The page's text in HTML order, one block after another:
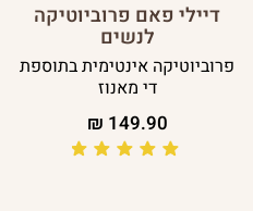
דיילי פאם פרוביוטיקה
לנשים
פרוביוטיקה אינטימית בתוספת
די מאנוז
149.90
₪